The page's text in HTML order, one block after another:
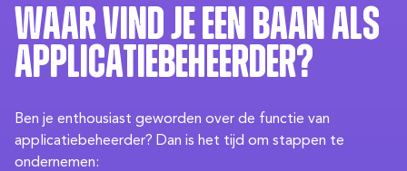
Waar vind je een baan als
applicatiebeheerder?
Ben je enthousiast geworden over de functie van
applicatiebeheerder? Dan is het tijd om stappen te
ondernemen: